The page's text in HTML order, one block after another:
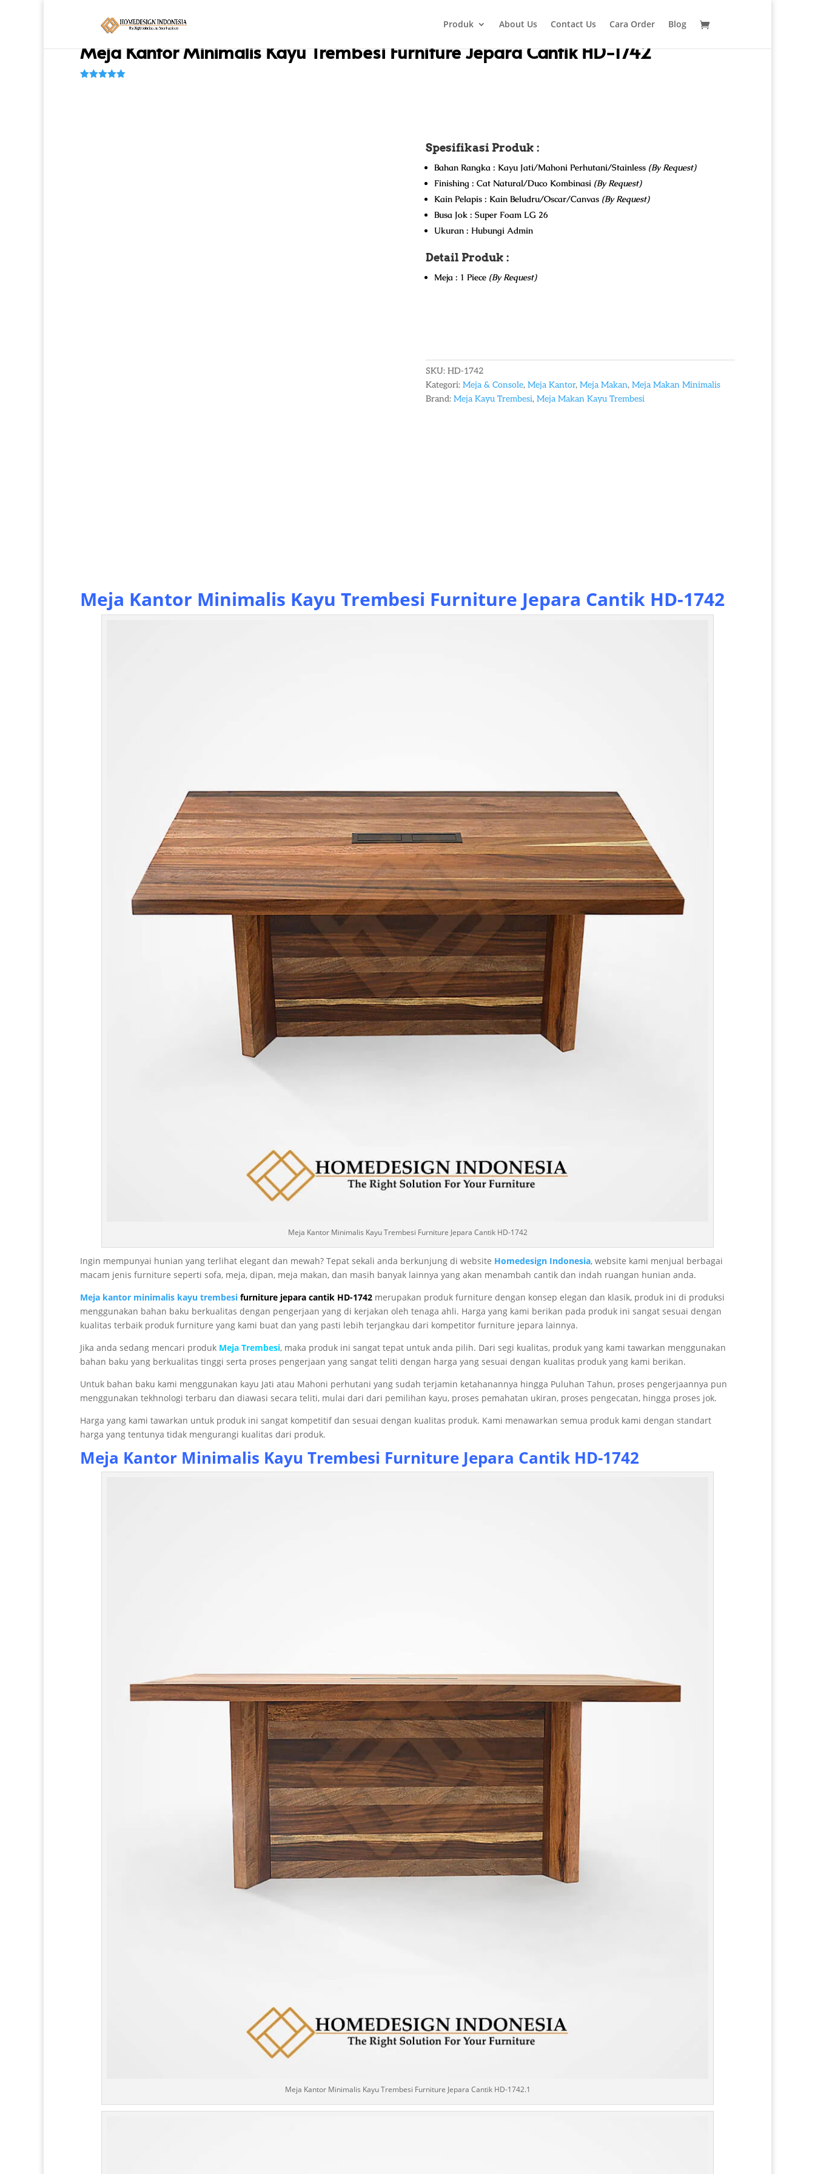
Produk About Us Contact Us Cara Order Blog
Beranda/Meja & Console/ / Meja Kantor Minimalis Kayu Trembesi Furniture Jepara Cantik HD-1742
Meja Kantor Minimalis Kayu Trembesi Furniture Jepara Cantik HD-1742
Spesifikasi Produk :
Bahan Rangka : Kayu Jati/Mahoni Perhutani/Stainless (By Request)
Finishing : Cat Natural/Duco Kombinasi (By Request)
Kain Pelapis : Kain Beludru/Oscar/Canvas (By Request)
Busa Jok : Super Foam LG 26
Ukuran : Hubungi Admin
Detail Produk :
Meja : 1 Piece (By Request)
SKU: HD-1742
Kategori: Meja & Console, Meja Kantor, Meja Makan, Meja Makan Minimalis
Brand: Meja Kayu Trembesi, Meja Makan Kayu Trembesi
Meja Kantor Minimalis Kayu Trembesi Furniture Jepara Cantik HD-1742
Meja Kantor Minimalis Kayu Trembesi Furniture Jepara Cantik HD-1742
Ingin mempunyai hunian yang terlihat elegant dan mewah? Tepat sekali anda berkunjung di website Homedesign Indonesia, website kami menjual berbagai
macam jenis furniture seperti sofa, meja, dipan, meja makan, dan masih banyak lainnya yang akan menambah cantik dan indah ruangan hunian anda.
Meja kantor minimalis kayu trembesi furniture jepara cantik HD-1742 merupakan produk furniture dengan konsep elegan dan klasik, produk ini di produksi
menggunakan bahan baku berkualitas dengan pengerjaan yang di kerjakan oleh tenaga ahli. Harga yang kami berikan pada produk ini sangat sesuai dengan
kualitas terbaik produk furniture yang kami buat dan yang pasti lebih terjangkau dari kompetitor furniture jepara lainnya.
Jika anda sedang mencari produk Meja Trembesi, maka produk ini sangat tepat untuk anda pilih. Dari segi kualitas, produk yang kami tawarkan menggunakan
bahan baku yang berkualitas tinggi serta proses pengerjaan yang sangat teliti dengan harga yang sesuai dengan kualitas produk yang kami berikan.
Untuk bahan baku kami menggunakan kayu Jati atau Mahoni perhutani yang sudah terjamin ketahanannya hingga Puluhan Tahun, proses pengerjaannya pun
menggunakan tekhnologi terbaru dan diawasi secara teliti, mulai dari dari pemilihan kayu, proses pemahatan ukiran, proses pengecatan, hingga proses jok.
Harga yang kami tawarkan untuk produk ini sangat kompetitif dan sesuai dengan kualitas produk. Kami menawarkan semua produk kami dengan standart
harga yang tentunya tidak mengurangi kualitas dari produk.
Meja Kantor Minimalis Kayu Trembesi Furniture Jepara Cantik HD-1742
Meja Kantor Minimalis Kayu Trembesi Furniture Jepara Cantik HD-1742.1